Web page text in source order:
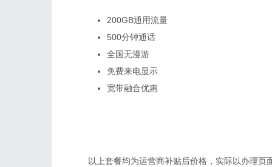
200GB通用流量
500分钟通话
全国无漫游
免费来电显示
宽带融合优惠
以上套餐均为运营商补贴后价格，实际以办理